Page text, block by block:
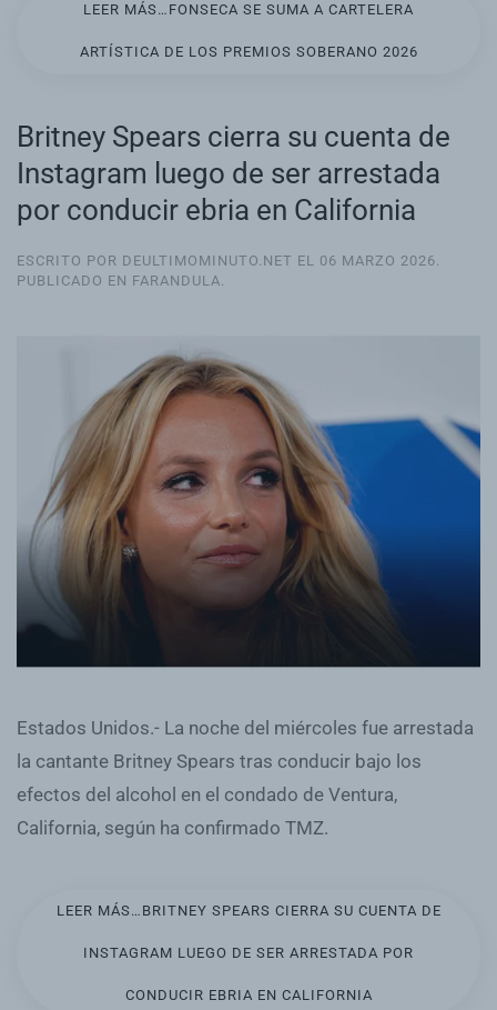
LEER MÁS…FONSECA SE SUMA A CARTELERA
ARTÍSTICA DE LOS PREMIOS SOBERANO 2026
Britney Spears cierra su cuenta de
Instagram luego de ser arrestada
por conducir ebria en California
ESCRITO POR DEULTIMOMINUTO.NET EL 06 MARZO 2026.
PUBLICADO EN FARANDULA.
Estados Unidos.- La noche del miércoles fue arrestada
la cantante Britney Spears tras conducir bajo los
efectos del alcohol en el condado de Ventura,
California, según ha confirmado TMZ.
LEER MÁS…BRITNEY SPEARS CIERRA SU CUENTA DE
INSTAGRAM LUEGO DE SER ARRESTADA POR
CONDUCIR EBRIA EN CALIFORNIA